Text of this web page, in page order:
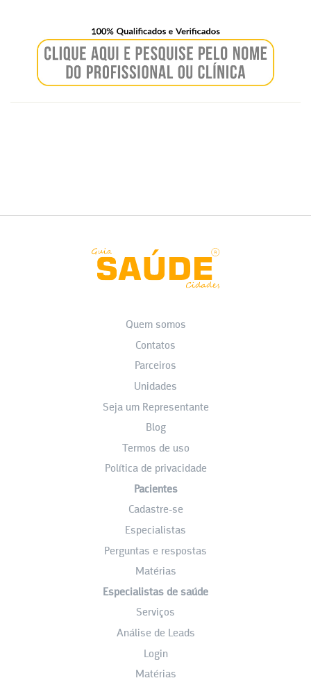
Quem somos
Contatos
Parceiros
Unidades
Seja um Representante
Blog
Termos de uso
Política de privacidade
Pacientes
Cadastre-se
Especialistas
Perguntas e respostas
Matérias
Especialistas de saúde
Serviços
Análise de Leads
Login
Matérias